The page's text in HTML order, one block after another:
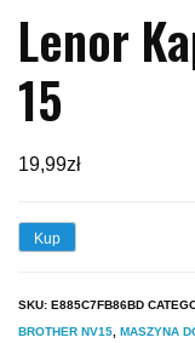
Lenor
15
19,99zł
Kup
SKU: E885C7FB86BD
BROTHER NV15, MASZYNA